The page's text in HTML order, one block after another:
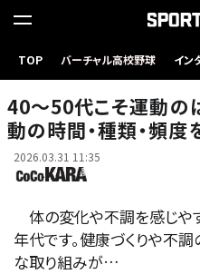
TOP バーチャル高校野球 イン
40～50代こそ運動の
動の時間・種類・頻度
2026.03.31 11:35
体の変化や不調を感じや
年代です。健康づくりや不
な取り組みが…